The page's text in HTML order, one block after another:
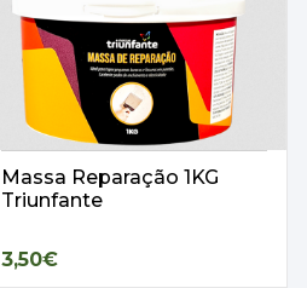
Massa Reparação 1KG
Triunfante
3,50€